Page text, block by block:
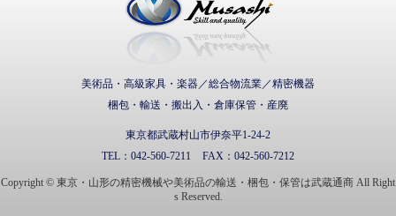
美術品・高級家具・楽器／総合物流業／精密機器
梱包・輸送・搬出入・倉庫保管・産廃
東京都武蔵村山市伊奈平1-24-2
TEL： 042-560-7211 FAX： 042-560-7212
Copyright © 東京・山形の精密機械や美術品の輸送・梱包・保管は武蔵通商 All Right
s Reserved.